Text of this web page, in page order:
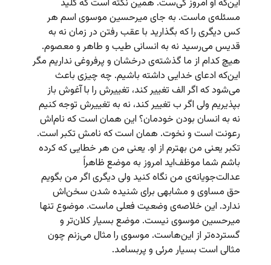
این‌که او امروز کی‌ست. همین نکته است که کلید
مسئله‌ی ماست. به جای میرحسین موسوی اسم هر
کس دیگری را که بگذارید با عقب رفتن در زمان نه به
قدیس می‌رسید نه به انسانی طیب و طاهر و معصوم.
هیچ کدام از ما گذشته‌ی درخشان و پرفروغی نداریم مگر
این‌که ادعای خدایی داشته باشیم. چه چیزی باعث
می‌شود که اگر الف تغییر کند، تغییرش را با آغوش باز
بپذیریم ولی اگر ب تغییر کند، نه به تغییرش توجه کنیم
نه به انسان بودن خودمان؟ این همان است که نام‌اش
رعونت است و نخوت. همان است که نامش تکبر است.
تکبر یعنی من بهترم از او. یعنی من هر خطایی که کرده
باشم شما موظف‌اید امروز به موضع ظاهراً
عدالت‌جویانه‌ی من نگاه کنید ولی دیگری اگر من بگویم
حق مساوی و مشابهی برای شنیده شدن سخن‌اش
ندارد. این خلاصه‌ی وضعیت فعلی ماست. موضوع تنها
میرحسین موسوی نیست. موضع بسیار کلان‌تر و
گسترده‌تر از این‌هاست. موسوی را مثال می‌زنم چون
مثالی است بسیار مرئی و پربسامد.